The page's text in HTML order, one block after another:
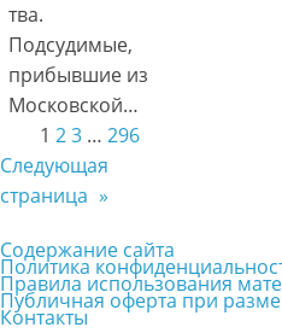
тва.
Подсудимые,
прибывшие из
Московской…
1 23 … 296
Следующая
страница »
Содержание сайта
Политика
Правила использования
Публичная оферта при
Контакты